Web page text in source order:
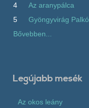
4
Az aranypálca
5
Gyöngyvirág Palkó
Bővebben...
Legújabb mesék
Az okos leány